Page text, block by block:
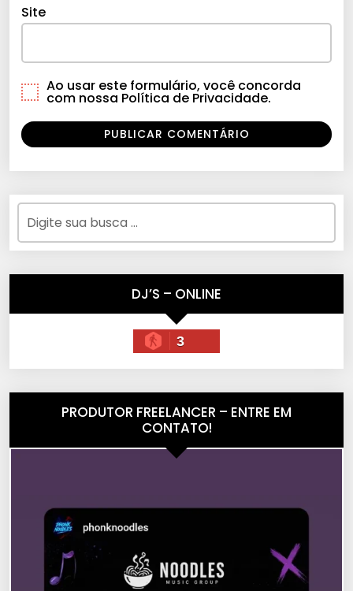
Site
Ao usar este formulário, você concorda
com nossa Política de Privacidade.
DJ’S – ONLINE
3
PRODUTOR FREELANCER – ENTRE EM
CONTATO!